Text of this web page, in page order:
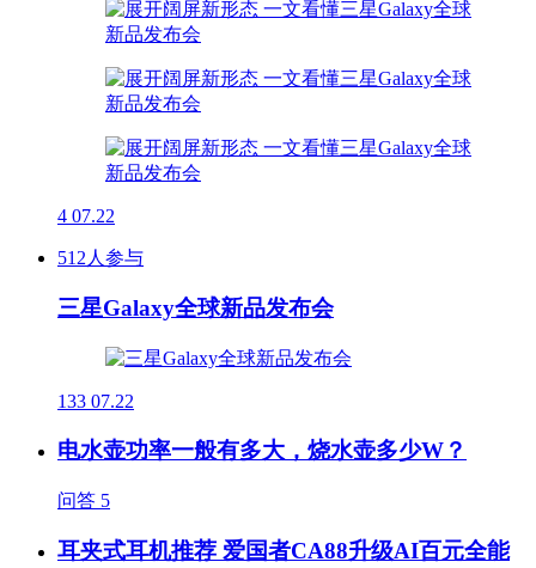
4 07.22
512人参与
三星Galaxy全球新品发布会
133 07.22
电水壶功率一般有多大，烧水壶多少W？
问答 5
耳夹式耳机推荐 爱国者CA88升级AI百元全能